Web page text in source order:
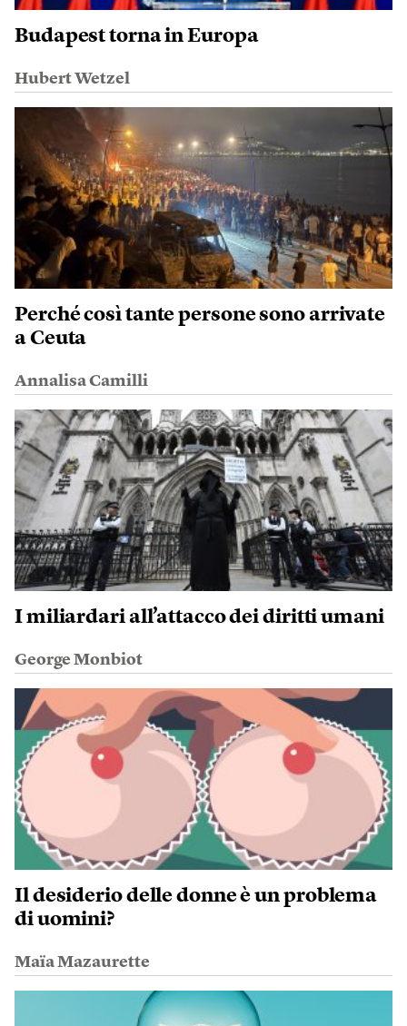
Budapest torna in Europa
Hubert Wetzel
Perché così tante persone sono arrivate
a Ceuta
Annalisa Camilli
I miliardari all’attacco dei diritti umani
George Monbiot
Il desiderio delle donne è un problema
di uomini?
Maïa Mazaurette